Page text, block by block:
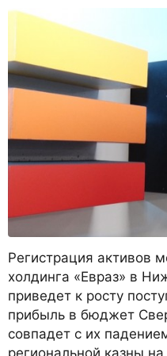
Регистрация активов
холдинга «Евраз» в
приведет к росту
прибыль в бюджет
совпадет с их